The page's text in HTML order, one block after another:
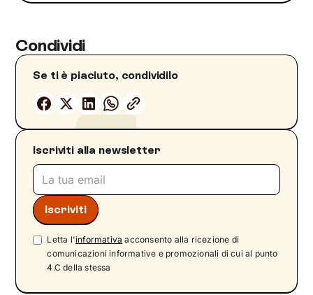
Condividi
Se ti è piaciuto, condividilo
Iscriviti alla newsletter
Letta l'informativa acconsento alla ricezione di
comunicazioni informative e promozionali di cui al punto
4.C della stessa